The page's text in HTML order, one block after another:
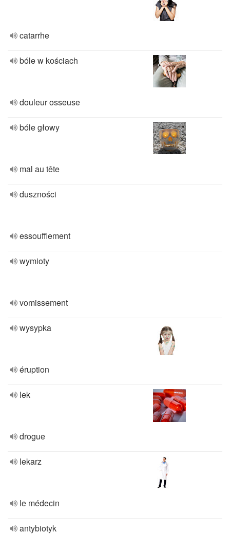
catarrhe
bóle w kościach
douleur osseuse
bóle głowy
mal au tête
duszności
essoufflement
wymioty
vomissement
wysypka
éruption
lek
drogue
lekarz
le médecin
antybiotyk